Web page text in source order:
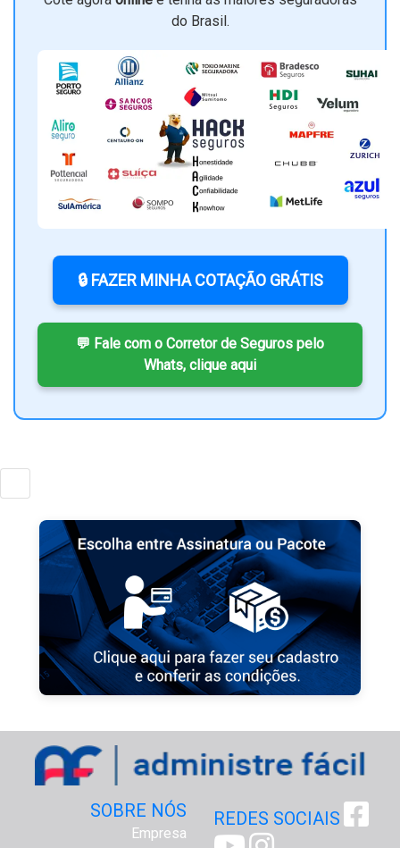
do Brasil.
🔒 FAZER MINHA COTAÇÃO GRÁTIS
💬 Fale com o Corretor de Seguros pelo
Whats, clique aqui
SOBRE NÓS
Empresa
REDES SOCIAIS